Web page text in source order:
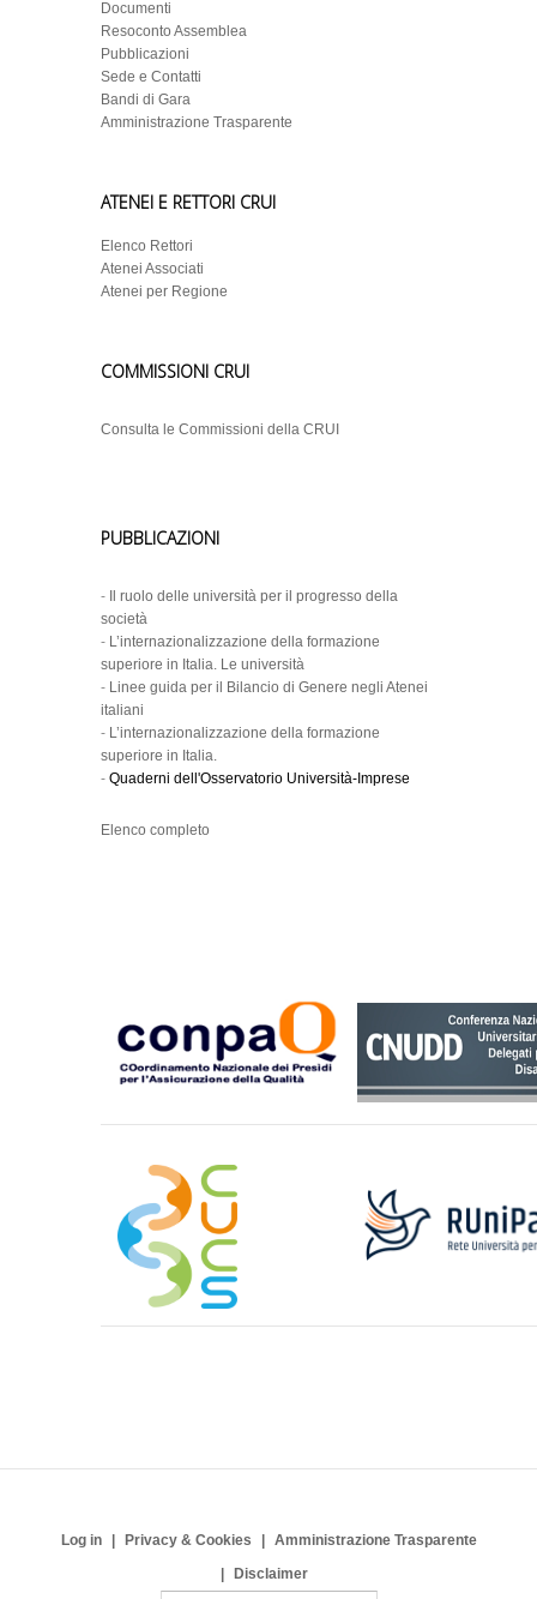
Documenti
Resoconto Assemblea
Pubblicazioni
Sede e Contatti
Bandi di Gara
Amministrazione Trasparente
ATENEI E RETTORI CRUI
Elenco Rettori
Atenei Associati
Atenei per Regione
COMMISSIONI CRUI
Consulta le Commissioni della CRUI
PUBBLICAZIONI
-
Il ruolo delle università per il progresso della
società
- L’internazionalizzazione della formazione
superiore in Italia. Le università
- Linee guida per il Bilancio di Genere negli Atenei
italiani
- L’internazionalizzazione della formazione
superiore in Italia.
- Quaderni dell'Osservatorio Università-Imprese
Elenco completo
Log in Privacy & Cookies
Amministrazione Trasparente
Disclaimer